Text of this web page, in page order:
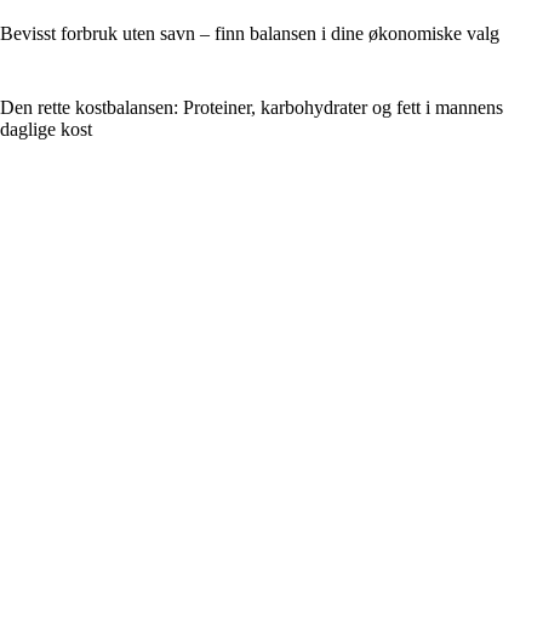
Bevisst forbruk uten savn – finn balansen i dine økonomiske valg
Den rette kostbalansen: Proteiner, karbohydrater og fett i mannens
daglige kost